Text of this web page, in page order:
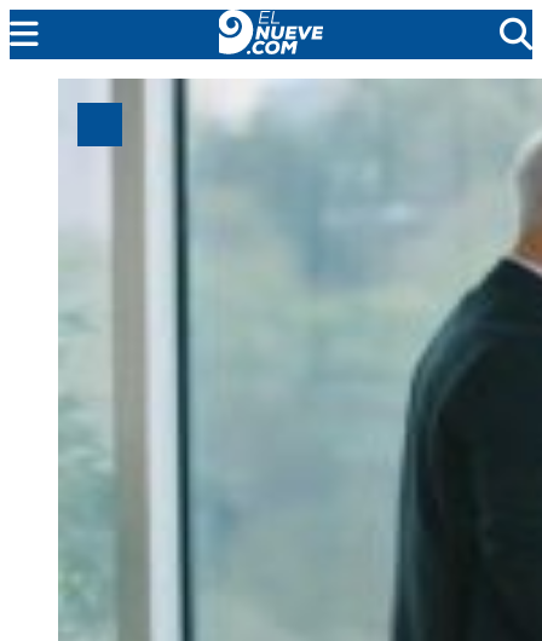
CADA DÍA
PROGRAMACIÓN